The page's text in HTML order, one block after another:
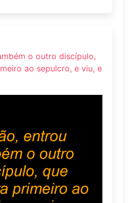
o outro discípulo,
ao sepulcro, e viu, e